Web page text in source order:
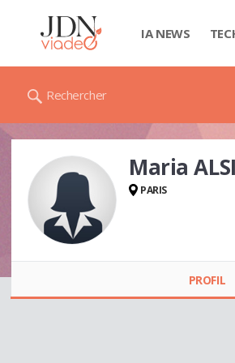
IA NEWS
Rechercher
Maria
PARIS
PROFIL